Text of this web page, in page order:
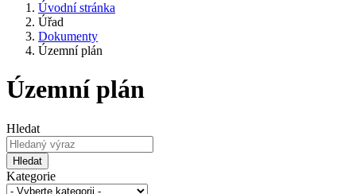
Úvodní stránka
Úřad
Dokumenty
Územní plán
Územní plán
Hledat
Hledat
Kategorie